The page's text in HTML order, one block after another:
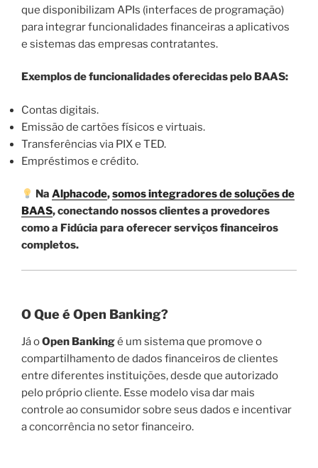
que disponibilizam APIs (interfaces de programação)
para integrar funcionalidades financeiras a aplicativos
e sistemas das empresas contratantes.
Exemplos de funcionalidades oferecidas pelo BAAS:
Contas digitais.
Emissão de cartões físicos e virtuais.
Transferências via PIX e TED.
Empréstimos e crédito.
NaAlphacode,somos integradores de soluções de
BAAS, conectando nossos clientes a provedores
como a Fidúcia para oferecer serviços financeiros
completos.
O Que é Open Banking?
Já oOpen Bankingé um sistema que promove o
compartilhamento de dados financeiros de clientes
entre diferentes instituições, desde que autorizado
pelo próprio cliente. Esse modelo visa dar mais
controle ao consumidor sobre seus dados e incentivar
a concorrência no setor financeiro.